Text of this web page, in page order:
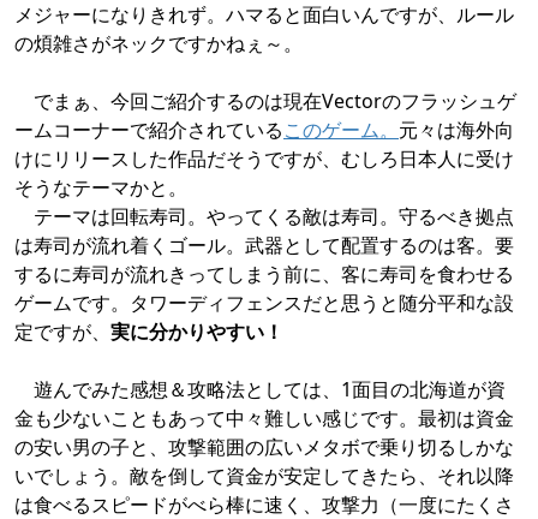
メジャーになりきれず。ハマると面白いんですが、ルール
の煩雑さがネックですかねぇ～。
でまぁ、今回ご紹介するのは現在Vectorのフラッシュゲ
ームコーナーで紹介されているこのゲーム。 元々は海外向
けにリリースした作品だそうですが、むしろ日本人に受け
そうなテーマかと。
テーマは回転寿司。やってくる敵は寿司。守るべき拠点
は寿司が流れ着くゴール。武器として配置するのは客。要
するに寿司が流れきってしまう前に、客に寿司を食わせる
ゲームです。タワーディフェンスだと思うと随分平和な設
定ですが、 実に分かりやすい！
遊んでみた感想＆攻略法としては、1面目の北海道が資
金も少ないこともあって中々難しい感じです。最初は資金
の安い男の子と、攻撃範囲の広いメタボで乗り切るしかな
いでしょう。敵を倒して資金が安定してきたら、それ以降
は食べるスピードがべら棒に速く、攻撃力（一度にたくさ